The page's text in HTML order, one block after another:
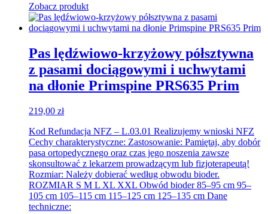
Zobacz produkt
Pas lędźwiowo-krzyżowy półsztywna
z pasami dociągowymi i uchwytami
na dłonie Primspine PRS635 Prim
219,00 zł
Kod Refundacja NFZ – L.03.01 Realizujemy wnioski NFZ
Cechy charakterystyczne: Zastosowanie: Pamiętaj, aby dobór
pasa ortopedycznego oraz czas jego noszenia zawsze
skonsultować z lekarzem prowadzącym lub fizjoterapeutą!
Rozmiar: Należy dobierać według obwodu bioder.
ROZMIAR S M L XL XXL Obwód bioder 85–95 cm 95–
105 cm 105–115 cm 115–125 cm 125–135 cm Dane
techniczne: